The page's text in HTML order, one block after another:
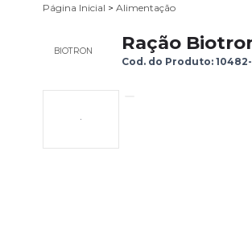
Página Inicial > Alimentação
BIOTRON Ração
Cod. do Produto: